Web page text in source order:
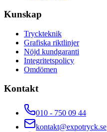
Kunskap
Tryckteknik
Grafiska riktlinjer
Nöjd kundgaranti
Integritetspolicy
Omdömen
Kontakt
010 - 750 09 44
kontakt@expotryck.se